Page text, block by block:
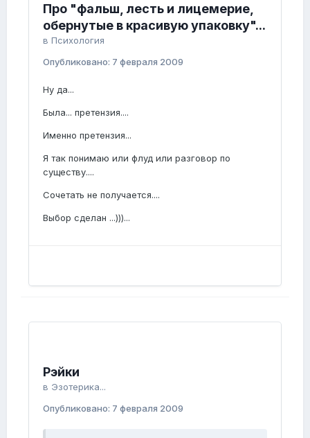
Про "фальш, лесть и лицемерие,
обернутые в красивую упаковку"...
в Психология
Опубликовано: 7 февраля 2009
Ну да...
Была... претензия....
Именно претензия...
Я так понимаю или флуд или разговор по
существу....
Сочетать не получается....
Выбор сделан ...)))...
Рэйки
в Эзотерика...
Опубликовано: 7 февраля 2009